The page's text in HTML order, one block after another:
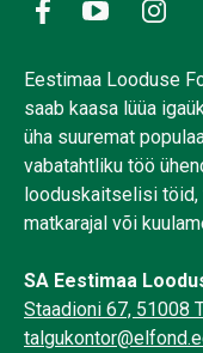
Eestimaa Looduse
saab kaasa lüüa
üha suuremat
vabatahtliku töö
looduskaitselisi töid,
matkarajal või
SA Eestimaa
Staadioni 67, 51008